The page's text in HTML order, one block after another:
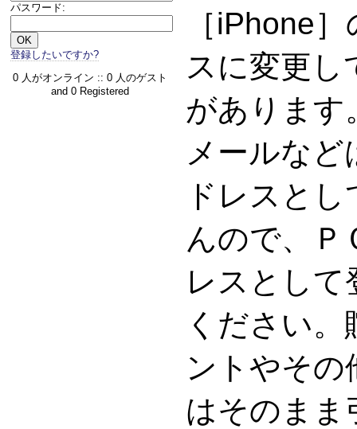
パスワード:
登録したいですか?
0 人がオンライン :: 0 人のゲスト
and 0 Registered
［iPhone
スに変更し
があります
メールなど
ドレスと
んので、Ｐ
レスとして
ください
ントやその
はそのまま